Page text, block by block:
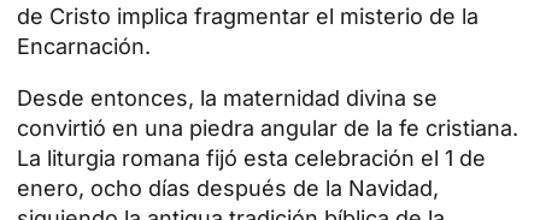
de Cristo implica fragmentar el misterio de la
Encarnación.
Desde entonces, la maternidad divina se
convirtió en una piedra angular de la fe cristiana.
La liturgia romana fijó esta celebración el 1 de
enero, ocho días después de la Navidad,